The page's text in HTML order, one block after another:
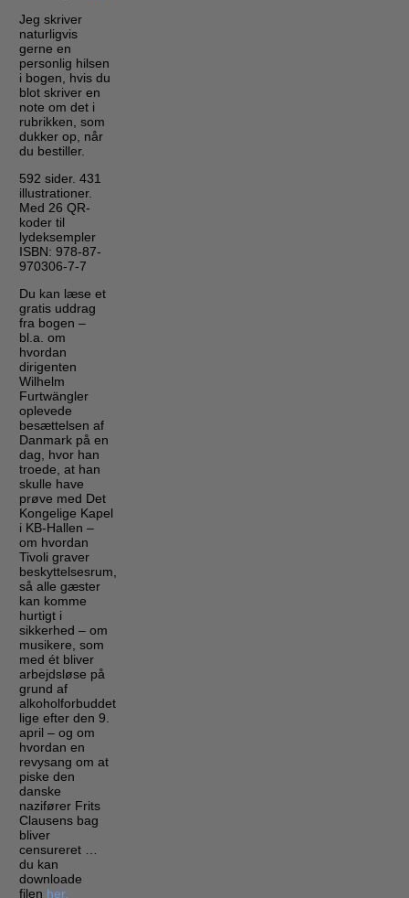
Jeg skriver
naturligvis
gerne en
personlig hilsen
i bogen, hvis du
blot skriver en
note om det i
rubrikken, som
dukker op, når
du bestiller.
592 sider. 431
illustrationer.
Med 26 QR-
koder til
lydeksempler
ISBN: 978-87-
970306-7-7
Du kan læse et
gratis uddrag
fra bogen –
bl.a. om
hvordan
dirigenten
Wilhelm
Furtwängler
oplevede
besættelsen af
Danmark på en
dag, hvor han
troede, at han
skulle have
prøve med Det
Kongelige Kapel
i KB-Hallen –
om hvordan
Tivoli graver
beskyttelsesrum,
så alle gæster
kan komme
hurtigt i
sikkerhed – om
musikere, som
med ét bliver
arbejdsløse på
grund af
alkoholforbuddet
lige efter den 9.
april – og om
hvordan en
revysang om at
piske den
danske
nazifører Frits
Clausens bag
bliver
censureret …
du kan
downloade
filen her.